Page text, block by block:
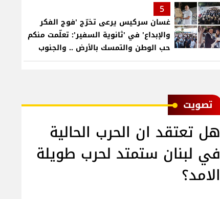
5
غسان سركيس يرعى تخرّج 'فوج الفكر
والإبداع' في 'ثانوية السفير': تعلّمت منكم
حب الوطن والتمسك بالأرض .. والجنوب
هو عزة وكرامة لبنان
ﺗﺼﻮﻳﺖ
هل تعتقد ان الحرب الحالية
في لبنان ستمتد لحرب طويلة
الامد؟